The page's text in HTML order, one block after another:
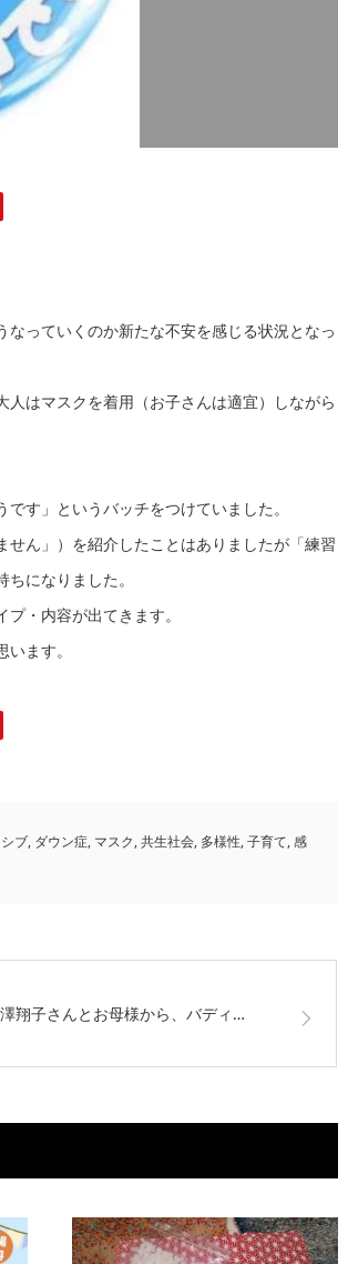
っていくのか新たな不安を感じる状況となっ
はマスクを着用（お子さんは適宜）しながら
す」というバッチをつけていました。
ん」）を紹介したことはありましたが「練習
になりました。
・内容が出てきます。
ます。
ブ, ダウン症, マスク,共生社会, 多様性,子育て,感
翔子さんとお母様から、バディ…